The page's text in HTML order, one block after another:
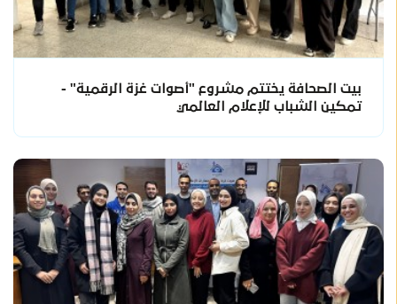
بيت الصحافة يختتم مشروع "أصوات غزة الرقمية" -
تمكين الشباب للإعلام العالمي